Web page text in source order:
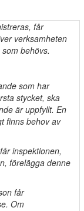
får
verksamheten
behövs.
som har
stycket, ska
är uppfyllt. En
finns behov av
inspektionen,
förelägga denne
får
Om